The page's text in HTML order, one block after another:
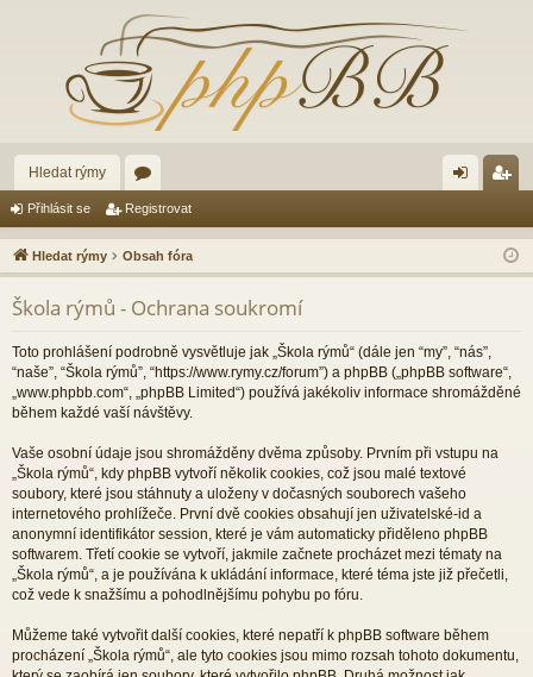
Hledat rýmy
ór
a lá
sit
ist
ro
Přihlásit se Registrovat
Hledat rýmy Obsah fóra
Škola rýmů - Ochrana soukromí
Toto prohlášení podrobně vysvětluje jak „Škola rýmů“ (dále jen “my”, “nás”,
“naše”, “Škola rýmů”, “https://www.rymy.cz/forum”) a phpBB („phpBB software“,
„www.phpbb.com“, „phpBB Limited“) používá jakékoliv informace shromážděné
během každé vaší návštěvy.
Vaše osobní údaje jsou shromážděny dvěma způsoby. Prvním při vstupu na
„Škola rýmů“, kdy phpBB vytvoří několik cookies, což jsou malé textové
soubory, které jsou stáhnuty a uloženy v dočasných souborech vašeho
internetového prohlížeče. První dvě cookies obsahují jen uživatelské-id a
anonymní identifikátor session, které je vám automaticky přiděleno phpBB
softwarem. Třetí cookie se vytvoří, jakmile začnete procházet mezi tématy na
„Škola rýmů“, a je používána k ukládání informace, které téma jste již přečetli,
což vede k snažšímu a pohodlnějšímu pohybu po fóru.
Můžeme také vytvořit další cookies, které nepatří k phpBB software během
procházení „Škola rýmů“, ale tyto cookies jsou mimo rozsah tohoto dokumentu,